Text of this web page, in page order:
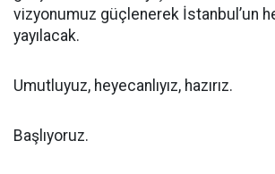
vizyonumuz güçlenerek İstanbul’un
yayılacak.
Umutluyuz, heyecanlıyız, hazırız.
Başlıyoruz.